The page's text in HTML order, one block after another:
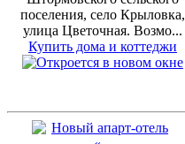
поселения, село Крыловка,
улица Цветочная. Возмо...
Купить дома и коттеджи